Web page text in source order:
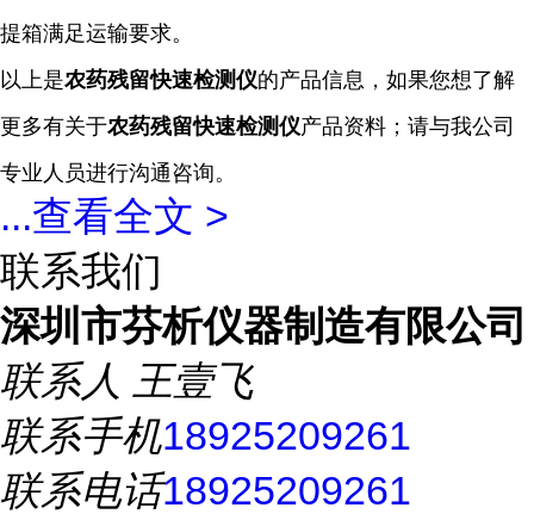
提箱满足运输要求。
以上是农药残留快速检测仪的产品信息，如果您想了解
更多有关于农药残留快速检测仪产品资料；请与我公司
专业人员进行沟通咨询。
...查看全文 >
联系我们
深圳市芬析仪器制造有限公司
联系人 王壹飞
联系手机18925209261
联系电话18925209261